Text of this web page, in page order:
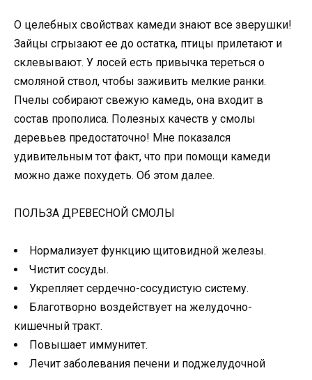
О целебных свойствах камеди знают все зверушки!
Зайцы сгрызают ее до остатка, птицы прилетают и
склевывают. У лосей есть привычка тереться о
смоляной ствол, чтобы заживить мелкие ранки.
Пчелы собирают свежую камедь, она входит в
состав прополиса. Полезных качеств у смолы
деревьев предостаточно! Мне показался
удивительным тот факт, что при помощи камеди
можно даже похудеть. Об этом далее.
ПОЛЬЗА ДРЕВЕСНОЙ СМОЛЫ
Нормализует функцию щитовидной железы.
Чистит сосуды.
Укрепляет сердечно-сосудистую систему.
Благотворно воздействует на желудочно-
кишечный тракт.
Повышает иммунитет.
Лечит заболевания печени и поджелудочной